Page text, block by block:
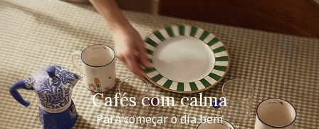
Cafés com calma
Para começar o dia bem